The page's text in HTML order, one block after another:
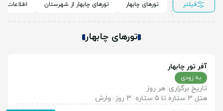
فیلتر تورهای چابهار تورهای چابهار از شهرستان اطلاعات
تورهای چابهار
آفر تور چابهار
به زودی
تاریخ برگزاری: هر روز
هتل 3 ستاره تا 5 ستاره
3 روز
وارش